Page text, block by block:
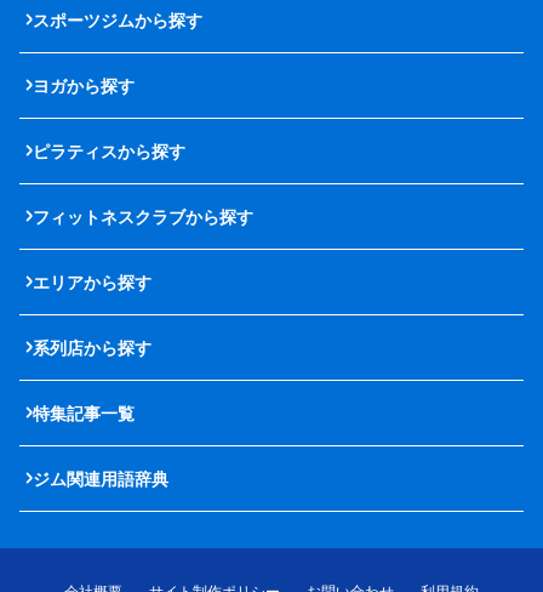
スポーツジムから探す
ヨガから探す
ピラティスから探す
フィットネスクラブから探す
エリアから探す
系列店から探す
特集記事一覧
ジム関連用語辞典